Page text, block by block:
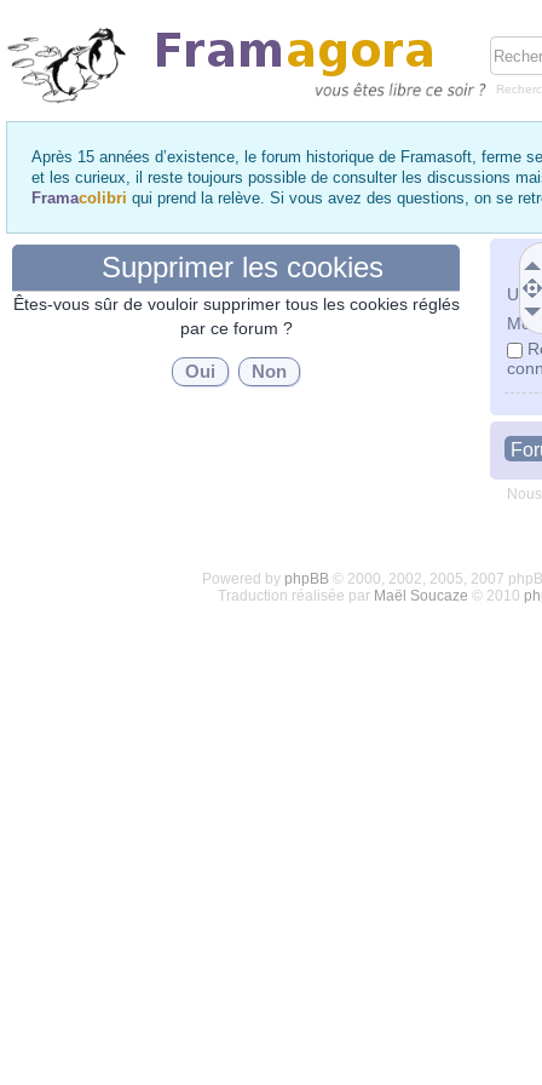
Après 15 années d’existence, le forum historique de Framasoft, ferme
et les curieux, il reste toujours possible de consulter les discussions
Framacolibri qui prend la relève. Si vous avez des questions, on se
Mot
Supprimer les cookies
Êtes-vous sûr de vouloir supprimer tous les cookies réglés
par ce forum ?
Powered by phpBB© 2000, 2002, 2005, 2007
Traduction réalisée par Maël Soucaze © 2010